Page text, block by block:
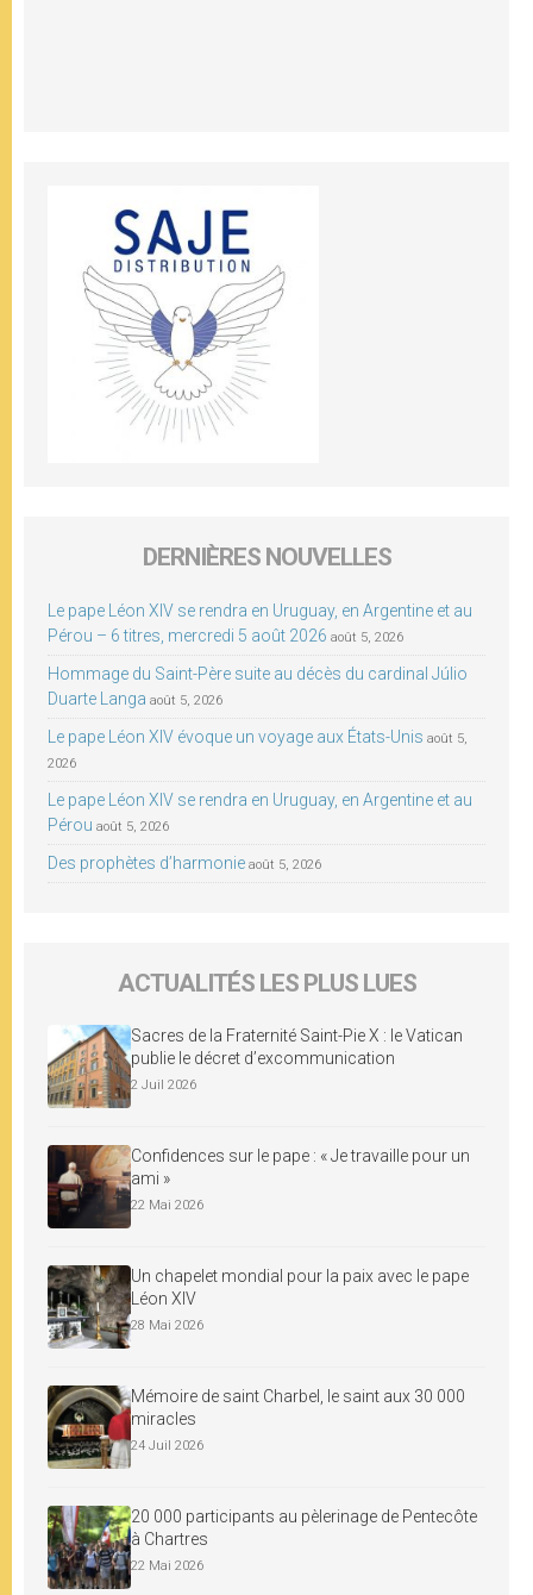
DERNIÈRES NOUVELLES
Le pape Léon XIV se rendra en Uruguay, en Argentine et au
Pérou – 6 titres, mercredi 5 août 2026 août 5, 2026
Hommage du Saint-Père suite au décès du cardinal Júlio
Duarte Langa août 5, 2026
Le pape Léon XIV évoque un voyage aux États-Unis août 5,
2026
Le pape Léon XIV se rendra en Uruguay, en Argentine et au
Pérou août 5, 2026
Des prophètes d’harmonie août 5, 2026
ACTUALITÉS LES PLUS LUES
Sacres de la Fraternité Saint-Pie X : le Vatican
publie le décret d’excommunication
2 Juil 2026
Confidences sur le pape : « Je travaille pour un
ami »
22 Mai 2026
Un chapelet mondial pour la paix avec le pape
Léon XIV
28 Mai 2026
Mémoire de saint Charbel, le saint aux 30 000
miracles
24 Juil 2026
20 000 participants au pèlerinage de Pentecôte
à Chartres
22 Mai 2026